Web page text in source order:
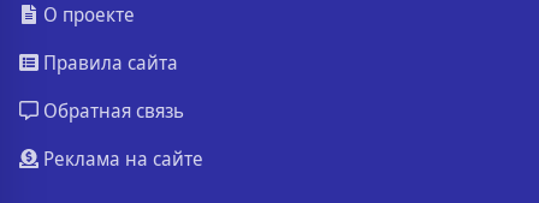
О проекте
Правила сайта
Обратная связь
Реклама на сайте